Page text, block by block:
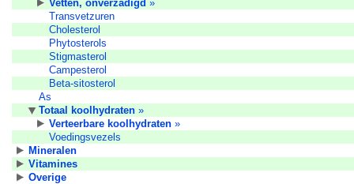
Vetten, onverzadigd »
Transvetzuren
Cholesterol
Phytosterols
Stigmasterol
Campesterol
Beta-sitosterol
As
Totaal koolhydraten »
Verteerbare koolhydraten »
Voedingsvezels
Mineralen
Vitamines
Overige